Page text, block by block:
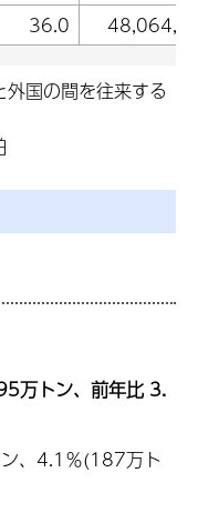
36.0
国の間を往来する
万トン、前年比 3.
4.1％(187万ト